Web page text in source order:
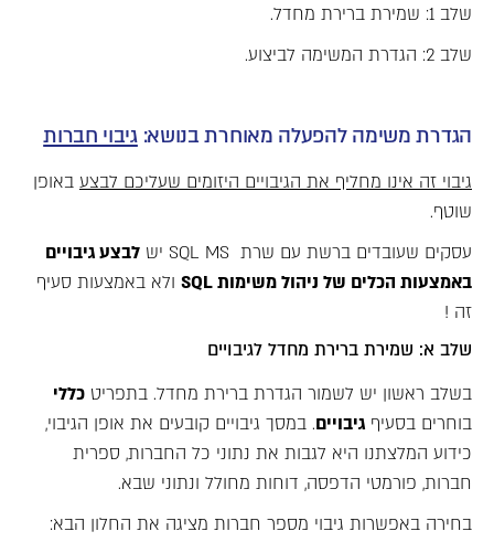
שלב 1: שמירת ברירת מחדל.
שלב 2: הגדרת המשימה לביצוע.
הגדרת משימה להפעלה מאוחרת בנושא:גיבוי חברות
גיבוי זה אינו מחליף את הגיבויים היזומים שעליכם לבצע באופן
שוטף.
עסקים שעובדים ברשת עם שרת SQL MS יש
לבצע גיבויים
באמצעות הכלים של ניהול משימותSQL ולא באמצעות סעיף
זה !
שלב א: שמירת ברירת מחדל לגיבויים
בשלב ראשון יש לשמור הגדרת ברירת מחדל. בתפריט כללי
בוחרים בסעיף גיבויים. במסך גיבויים קובעים את אופן הגיבוי,
כידוע המלצתנו היא לגבות את נתוני כל החברות, ספרית
חברות, פורמטי הדפסה, דוחות מחולל ונתוני שבא.
בחירה באפשרות גיבוי מספר חברות מציגה את החלון הבא: